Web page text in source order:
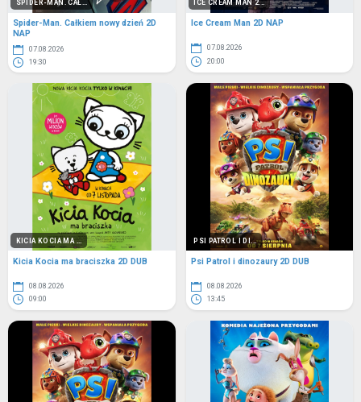
SPIDER-MAN. CAŁ...
Spider-Man. Całkiem nowy dzień 2D
NAP
07.08.2026
19:30
ICE CREAM MAN 2...
Ice Cream Man 2D NAP
07.08.2026
20:00
KICIA KOCIA MA ...
Kicia Kocia ma braciszka 2D DUB
08.08.2026
09:00
PSI PATROL I DI...
Psi Patrol i dinozaury 2D DUB
08.08.2026
13:45